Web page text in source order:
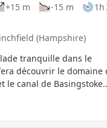
+15 m -15 m
1h
(Hampshire)
tranquille dans le
découvrir le domaine
le canal de Basingstoke.